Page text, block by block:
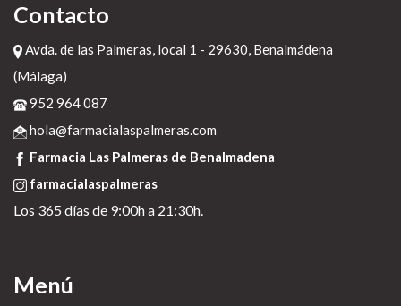
Contacto
Avda. de las Palmeras, local 1 - 29630, Benalmádena
(Málaga)
952 964 087
hola@farmacialaspalmeras.com
Farmacia Las Palmeras de Benalmadena
farmacialaspalmeras
Los 365 días de 9:00h a 21:30h.
Menú